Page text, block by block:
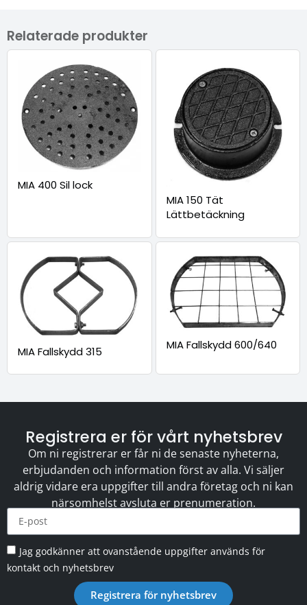
Relaterade produkter
MIA 400 Sil lock
MIA 150 Tät
Lättbetäckning
MIA Fallskydd 315 MIA Fallskydd 600/640
Registrera er för vårt nyhetsbrev
Om ni registrerar er får ni de senaste nyheterna,
erbjudanden och information först av alla. Vi säljer
aldrig vidare era uppgifter till andra företag och ni kan
närsomhelst avsluta er prenumeration.
Jag godkänner att ovanstående uppgifter används för
kontakt och nyhetsbrev
Registrera för nyhetsbrev